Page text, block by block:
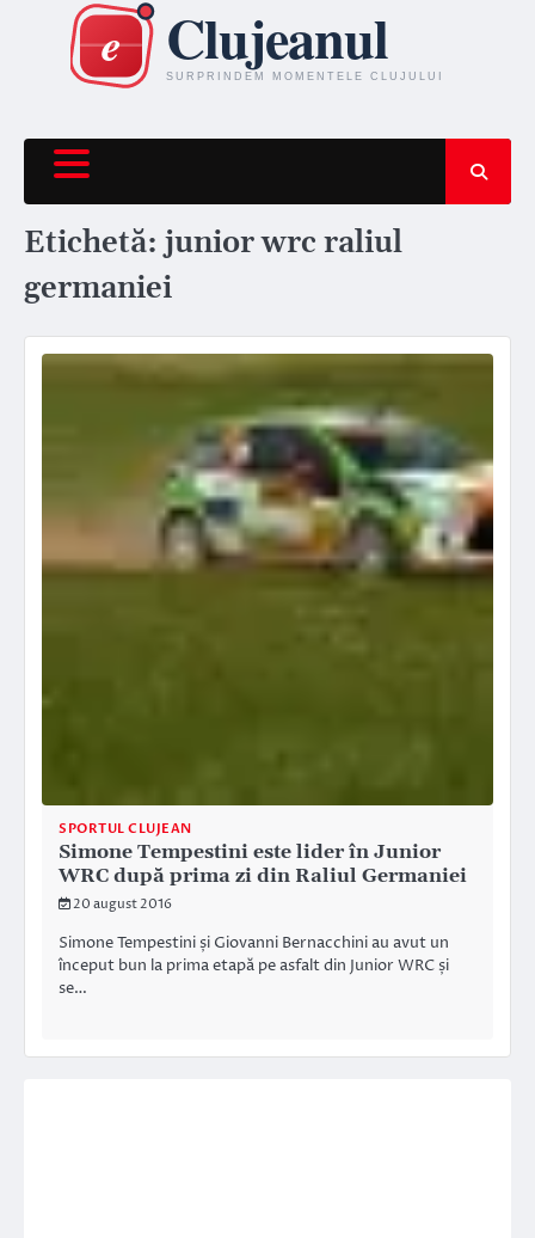
content
Etichetă:junior wrc raliul
germaniei
SPORTUL CLUJEAN
Simone Tempestini este lider în Junior
WRC după prima zi din Raliul Germaniei
20 august 2016
Simone Tempestini și Giovanni Bernacchini au avut un
început bun la prima etapă pe asfalt din Junior WRC și
se…